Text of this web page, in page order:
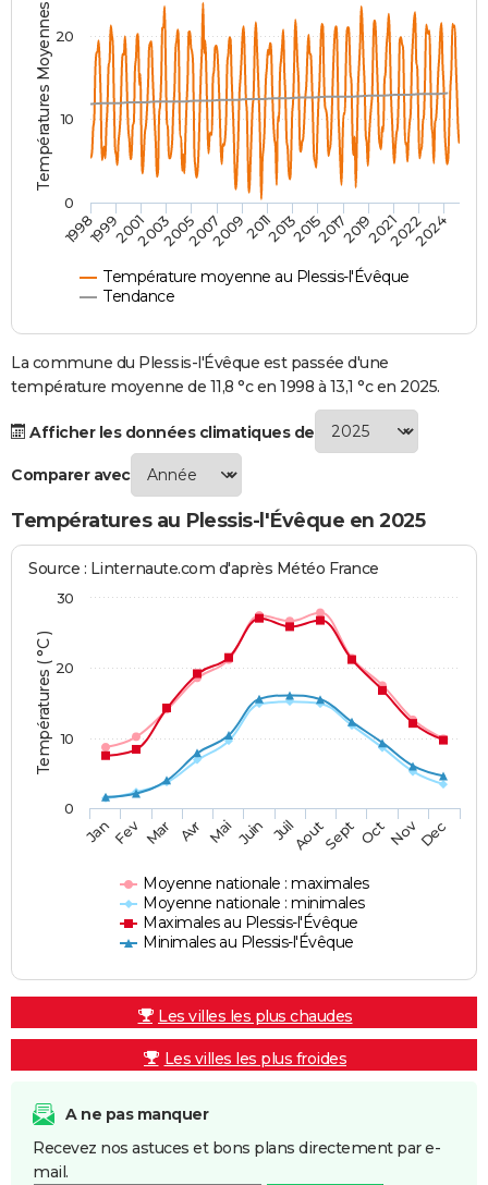
Destinations
City break
Voyage nature
Voyage de noces
Forum
Climat
PHOTO
GUIDES D'ACHAT
BONS PLANS
CARTE DE VOEUX
Carte de Noël
Carte Bonne année
Carte Saint-Valentin
Carte Pâques
Carte d'anniversaire
DICTIONNAIRE
Dictionnaire
Biographies
Citations
Expressions
Proverbes
PROGRAMME TV
COPAINS D'AVANT
S'inscrire
Se connecter
Lycées
Collèges
Primaires
Universités
Entreprises
Service militaire
Avis de recherche
AVIS DE DÉCÈS
FORUM
Températures Moyennes ( °C )
Température moyenne au Plessis-l'Évêque
Tendance
199819992001200320052007200920112013201520172019202120222024
0
10
20
La commune du Plessis-l'Évêque est passée d'une
température moyenne de 11,8 °c en 1998 à 13,1 °c en 2025.
Afficher les données climatiques de
Comparer avec
Températures au Plessis-l'Évêque en 2025
Températures ( °C )
Source : Linternaute.com d'après Météo France
Moyenne nationale : maximales
Moyenne nationale : minimales
Maximales au Plessis-l'Évêque
Minimales au Plessis-l'Évêque
JanFev Mar Avr Mai Juin JuilAoutSept OctNovDec
0
10
20
30
Les villes les plus chaudes
Les villes les plus froides
A ne pas manquer
Recevez nos astuces et bons plans directement par e-
mail.